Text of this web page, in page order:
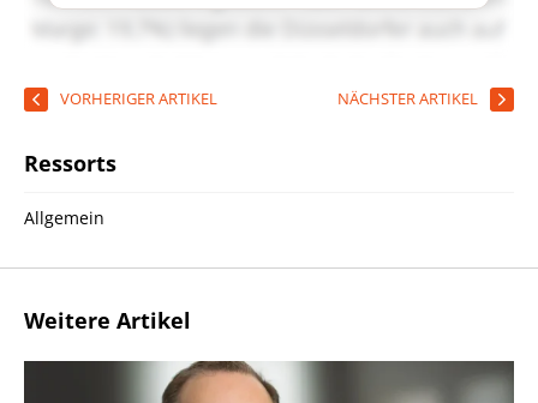
VORHERIGER ARTIKEL NÄCHSTER ARTIKEL
Ressorts
Allgemein
Weitere Artikel